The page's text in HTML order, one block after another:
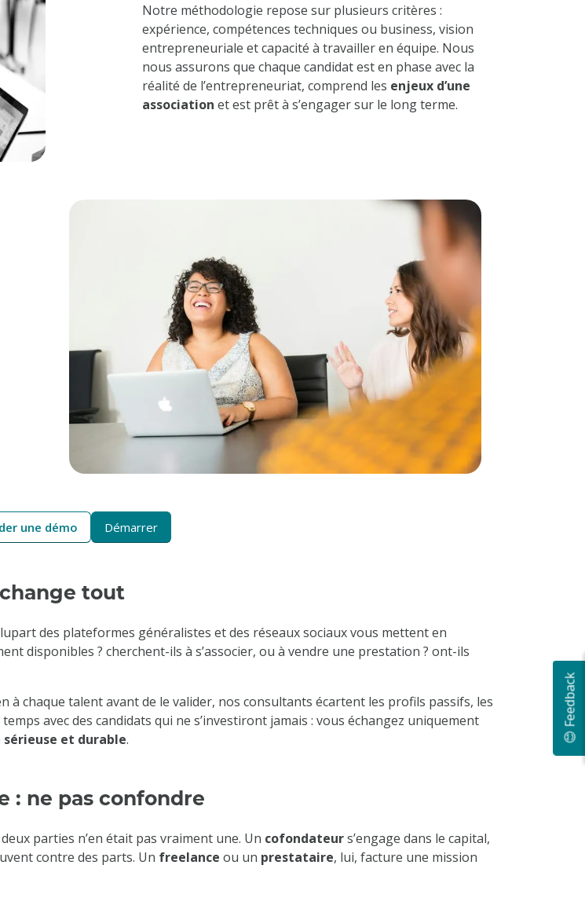
Notre méthodologie repose sur plusieurs critères :
expérience, compétences techniques ou business, vision
entrepreneuriale et capacité à travailler en équipe. Nous
nous assurons que chaque candidat est en phase avec la
réalité de l’entrepreneuriat, comprend les enjeux d’une
association et est prêt à s’engager sur le long terme.
une démo Démarrer
tout
des plateformes généralistes et des réseaux sociaux vous mettent en
disponibles ? cherchent-ils à s’associer, ou à vendre une prestation ? ont-ils
à chaque talent avant de le valider, nos consultants écartent les profils passifs, les
avec des candidats qui ne s’investiront jamais : vous échangez uniquement
et durable.
: ne pas confondre
parties n’en était pas vraiment une. Un cofondateurs’engage dans le capital,
contre des parts. Un freelance ou un prestataire, lui, facture une mission
😊 Feedback